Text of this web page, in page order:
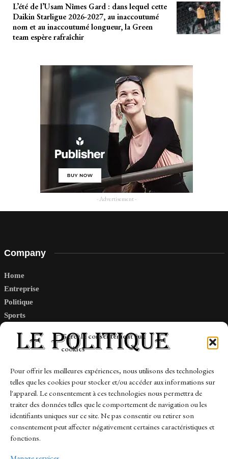
Gérer le consentement aux
cookies
Pour offrir les meilleures expériences, nous utilisons des technologies
telles que les cookies pour stocker et/ou accéder aux informations sur
l'appareil. Le consentement à ces technologies nous permettra de
traiter des données telles que le comportement de navigation ou les
identifiants uniques sur ce site. Ne pas consentir ou retirer son
consentement peut affecter négativement certaines caractéristiques et
fonctions.
L’été de l’Usam Nîmes Gard : dans lequel cette
Daikin Starligue 2026-2027, au inaccoutumé
nom et au inaccoutumé longueur, la Green
team espère rafraîchir
- Advertisement -
Company
Home
Entreprise
Politique
Sports
Links
Contact
Sitemap